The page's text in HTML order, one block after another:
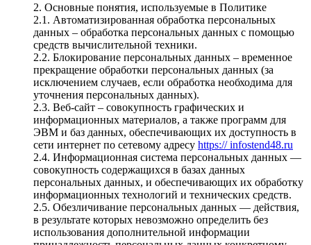
2. Основные понятия, используемые в Политике
2.1. Автоматизированная обработка персональных
данных – обработка персональных данных с помощью
средств вычислительной техники.
2.2. Блокирование персональных данных – временное
прекращение обработки персональных данных (за
исключением случаев, если обработка необходима для
уточнения персональных данных).
2.3. Веб-сайт – совокупность графических и
информационных материалов, а также программ для
ЭВМ и баз данных, обеспечивающих их доступность в
сети интернет по сетевому адресу https:// infostend48.ru
2.4. Информационная система персональных данных —
совокупность содержащихся в базах данных
персональных данных, и обеспечивающих их обработку
информационных технологий и технических средств.
2.5. Обезличивание персональных данных — действия,
в результате которых невозможно определить без
использования дополнительной информации